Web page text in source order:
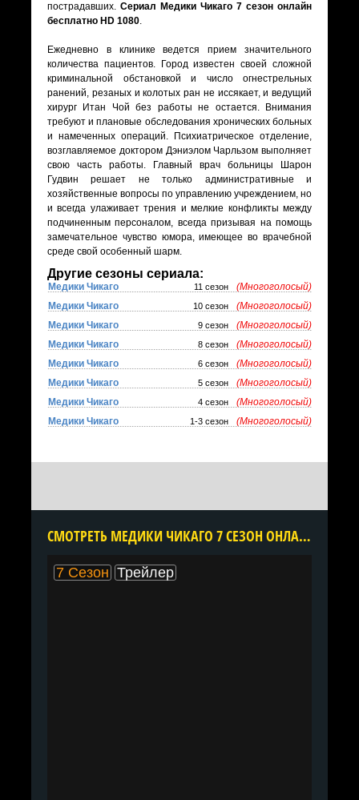
пострадавших. Сериал Медики Чикаго 7 сезон онлайн
бесплатно HD 1080.
Ежедневно в клинике ведется прием значительного
количества пациентов. Город известен своей сложной
криминальной обстановкой и число огнестрельных
ранений, резаных и колотых ран не иссякает, и ведущий
хирург Итан Чой без работы не остается. Внимания
требуют и плановые обследования хронических больных
и намеченных операций. Психиатрическое отделение,
возглавляемое доктором Дэниэлом Чарльзом выполняет
свою часть работы. Главный врач больницы Шарон
Гудвин решает не только административные и
хозяйственные вопросы по управлению учреждением, но
и всегда улаживает трения и мелкие конфликты между
подчиненным персоналом, всегда призывая на помощь
замечательное чувство юмора, имеющее во врачебной
среде свой особенный шарм.
Другие сезоны сериала:
Медики Чикаго 11 сезон
(Многоголосый)
Медики Чикаго
10 сезон
(Многоголосый)
Медики Чикаго
9 сезон
(Многоголосый)
Медики Чикаго
8 сезон
(Многоголосый)
Медики Чикаго
6 сезон
(Многоголосый)
Медики Чикаго
5 сезон
(Многоголосый)
Медики Чикаго
4 сезон
(Многоголосый)
Медики Чикаго
1-3 сезон (Многоголосый)
CМОТРЕТЬ МЕДИКИ ЧИКАГО 7 СЕЗОН ОНЛАЙН В ХОРОШЕМ КАЧЕСТВЕ ВСЕ СЕРИИ ПОДРЯД БЕСПЛАТНО
7 Сезон Трейлер